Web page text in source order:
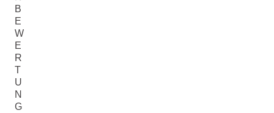
B
E
W
E
R
T
U
N
G